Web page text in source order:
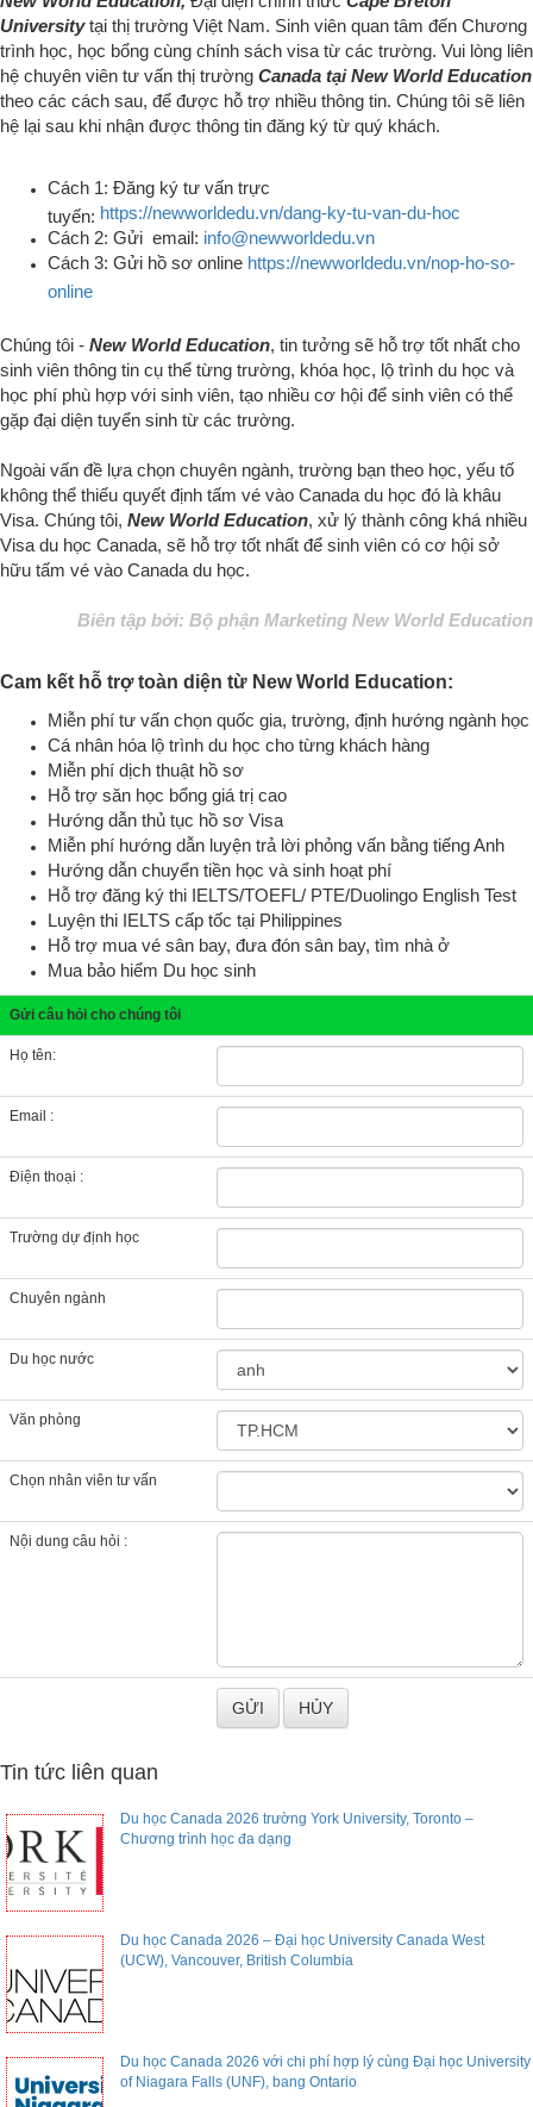
Universitytại thị trường Việt Nam. Sinh viên quan tâm đến Chương
trình học, học bổng cùng chính sách visa từ các trường. Vui lòng liên
hệ chuyên viên tư vấn thị trường Canada tại New World Education
theo các cách sau, để được hỗ trợ nhiều thông tin. Chúng tôi sẽ liên
hệ lại sau khi nhận được thông tin đăng ký từ quý khách.
Cách 1: Đăng ký tư vấn trực
tuyến: https://newworldedu.vn/dang-ky-tu-van-du-hoc
Cách 2: Gửi email: info@newworldedu.vn
Cách 3: Gửi hồ sơ online https://newworldedu.vn/nop-ho-so-
online
Chúng tôi - New World Education, tin tưởng sẽ hỗ trợ tốt nhất cho
sinh viên thông tin cụ thể từng trường, khóa học, lộ trình du học và
học phí phù hợp với sinh viên, tạo nhiều cơ hội để sinh viên có thể
gặp đại diện tuyển sinh từ các trường.
Ngoài vấn đề lựa chọn chuyên ngành, trường bạn theo học, yếu tố
không thể thiếu quyết định tấm vé vào Canada du học đó là khâu
Visa. Chúng tôi, New World Education, xử lý thành công khá nhiều
Visa du học Canada, sẽ hỗ trợ tốt nhất để sinh viên có cơ hội sở
hữu tấm vé vào Canada du học.
Biên tập bởi: Bộ phận Marketing New World Education
Cam kết hỗ trợ toàn diện từ New World Education:
Miễn phí tư vấn chọn quốc gia, trường, định hướng ngành học
Cá nhân hóa lộ trình du học cho từng khách hàng
Miễn phí dịch thuật hồ sơ
Hỗ trợ săn học bổng giá trị cao
Hướng dẫn thủ tục hồ sơ Visa
Miễn phí hướng dẫn luyện trả lời phỏng vấn bằng tiếng Anh
Hướng dẫn chuyển tiền học và sinh hoạt phí
Hỗ trợ đăng ký thi IELTS/TOEFL/ PTE/Duolingo English Test
Luyện thi IELTS cấp tốc tại Philippines
Hỗ trợ mua vé sân bay, đưa đón sân bay, tìm nhà ở
Mua bảo hiểm Du học sinh
Gửi câu hỏi cho chúng tôi
Họ tên:
Email :
Điện thoại :
Trường dự định học
Chuyên ngành
Du học nước
Văn phòng
Chọn nhân viên tư vấn
Nội dung câu hỏi :
Tin tức liên quan
Du học Canada 2026 trường York University, Toronto –
Chương trình học đa dạng
Du học Canada 2026 – Đại học University Canada West
(UCW), Vancouver, British Columbia
Du học Canada 2026 với chi phí hợp lý cùng Đại học University
of Niagara Falls (UNF), bang Ontario